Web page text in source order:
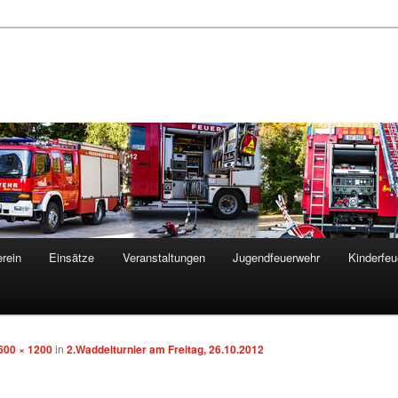
Einsätze Veranstaltungen Jugendfeuerwehr
× 1200in 2.Waddelturnier am Freitag, 26.10.2012